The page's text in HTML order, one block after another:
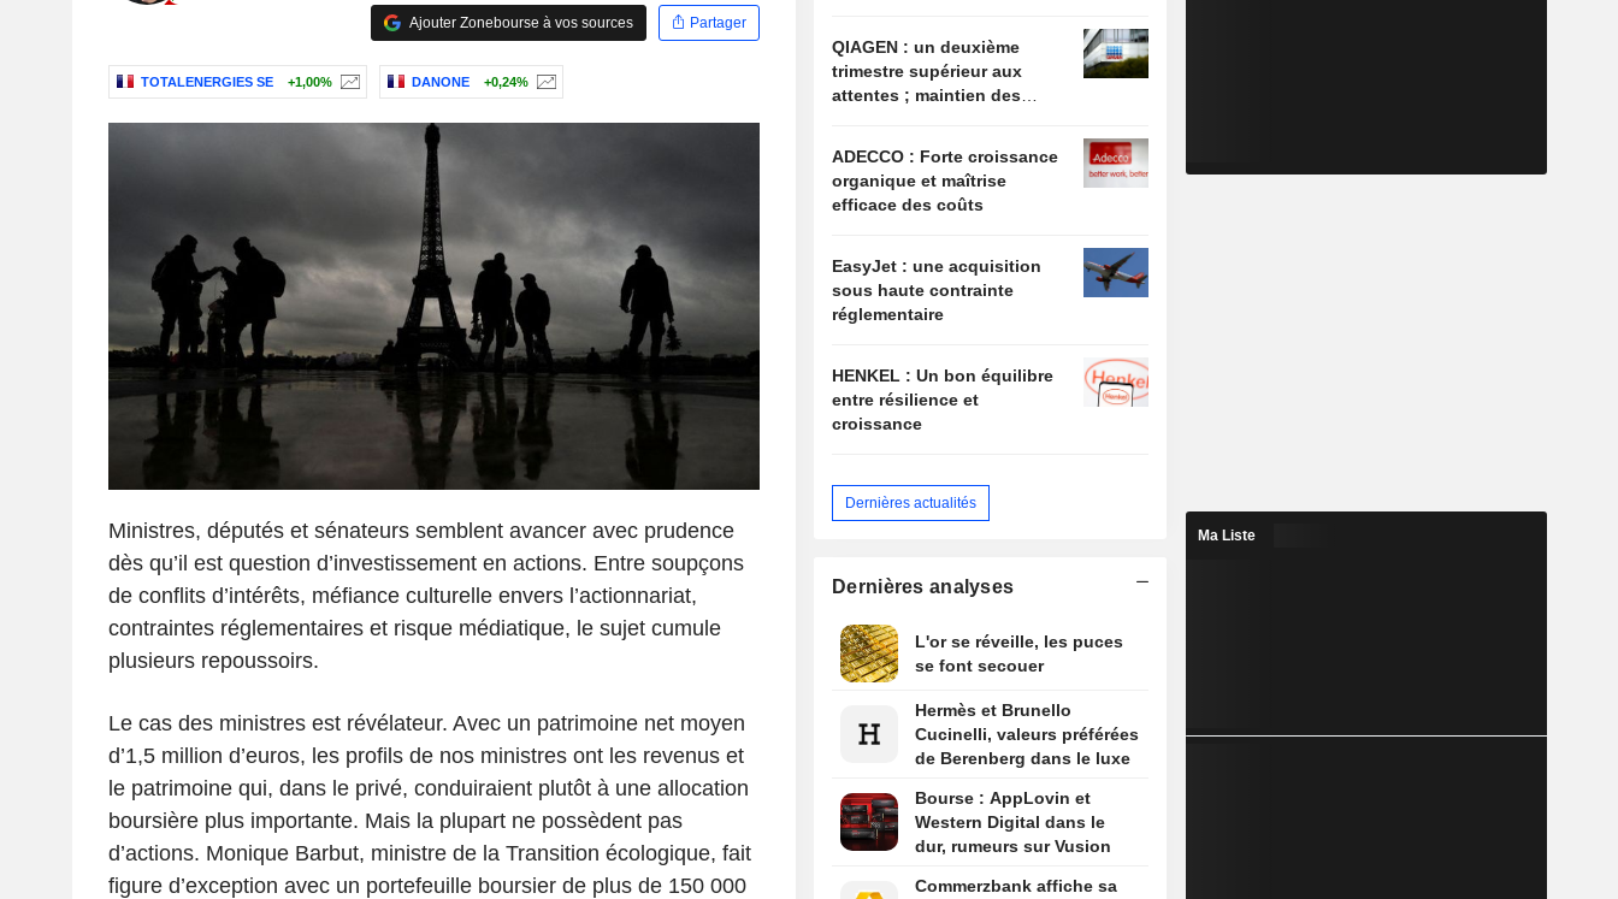
Ajouter Zonebourse à vos sources
Partager
TOTALENERGIES SE +1,00% DANONE +0,24%
Ministres, députés et sénateurs semblent avancer avec prudence
dès qu’il est question d’investissement en actions. Entre soupçons
de conflits d’intérêts, méfiance culturelle envers l’actionnariat,
contraintes réglementaires et risque médiatique, le sujet cumule
plusieurs repoussoirs.
Le cas des ministres est révélateur. Avec un patrimoine net moyen
d’1,5 million d’euros, les profils de nos ministres ont les revenus et
le patrimoine qui, dans le privé, conduiraient plutôt à une allocation
boursière plus importante. Mais la plupart ne possèdent pas
d’actions. Monique Barbut, ministre de la Transition écologique, fait
figure d’exception avec un portefeuille boursier de plus de 150 000
QIAGEN : un deuxième
trimestre supérieur aux
attentes ; maintien des
ADECCO : Forte croissance
organique et maîtrise
efficace des coûts
EasyJet : une acquisition
sous haute contrainte
réglementaire
HENKEL : Un bon équilibre
entre résilience et
croissance
Dernières actualités
Dernières analyses
L'or se réveille, les puces
se font secouer
Hermès et Brunello
Cucinelli, valeurs préférées
de Berenberg dans le luxe
Bourse : AppLovin et
Western Digital dans le
dur, rumeurs sur Vusion
Commerzbank affiche sa
Ma Liste